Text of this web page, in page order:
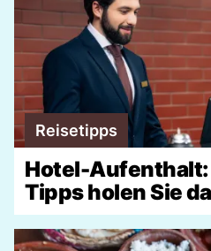
Reisetipps
Hotel-Aufenthalt:
Tipps holen Sie